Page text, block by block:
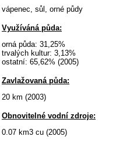
vápenec, sůl, orné půdy
Využíváná půda:
orná půda: 31,25%
trvalých kultur: 3,13%
ostatní: 65,62% (2005)
Zavlažovaná půda:
20 km (2003)
Obnovitelné vodní zdroje:
0.07 km3 cu (2005)